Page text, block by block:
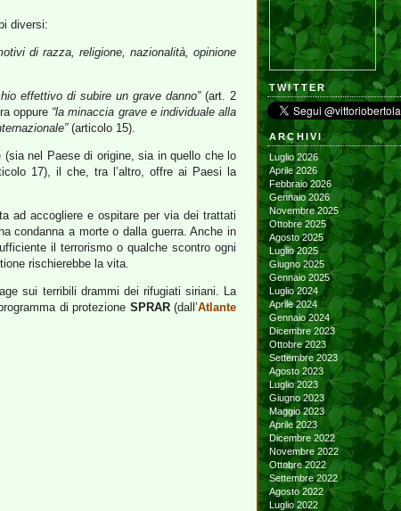
diversi:
di razza, religione, nazionalità, opinione
effettivo di subire un grave danno”(art. 2
oppure “la minaccia grave e individuale alla
(articolo 15).
nel Paese di origine, sia in quello che lo
17), il che, tra l’altro, offre ai Paesi la
ad accogliere e ospitare per via dei trattati
condanna a morte o dalla guerra. Anche in
il terrorismo o qualche scontro ogni
rischierebbe la vita.
sui terribili drammi dei rifugiati siriani. La
di protezione SPRAR(dall’Atlante
TWITTER
ARCHIVI
Luglio 2026
Aprile 2026
Febbraio 2026
Gennaio 2026
Novembre 2025
Ottobre 2025
Agosto 2025
Luglio 2025
Giugno 2025
Gennaio 2025
Luglio 2024
Aprile 2024
Gennaio 2024
Dicembre 2023
Ottobre 2023
Settembre 2023
Agosto 2023
Luglio 2023
Giugno 2023
Maggio 2023
Aprile 2023
Dicembre 2022
Novembre 2022
Ottobre 2022
Settembre 2022
Agosto 2022
Luglio 2022